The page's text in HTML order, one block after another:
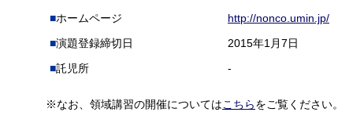
ホームページ
http://nonco.umin.jp/
演題登録締切日
2015年1月7日
託児所
-
※なお、領域講習の開催についてはこちらをご覧ください。